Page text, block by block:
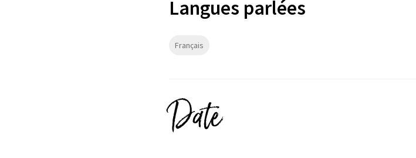
Langues parlées
Français
Date